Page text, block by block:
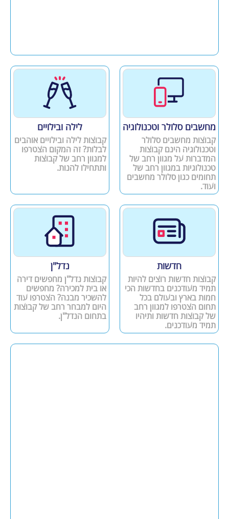
מחשבים סלולר וטכנולוגיה
קבוצות מחשבים סלולר
וטכנולוגיה הינם קבוצות
המדברות על מגוון רחב של
טכנולוגיות במגוון רחב של
תחומים כגון סלולר מחשבים
ועוד.
לילה ובילויים
קבוצות לילה ובילויים אוהבים
לבלות? זה המקום הצטרפו
למגוון רחב של קבוצות
ותתחילו להנות.
חדשות
קבוצות חדשות רוצים להיות
תמיד מעודכנים בחדשות הכי
חמות בארץ ובעולם בכל
תחום הצטרפו למגוון רחב
של קבוצות חדשות ותיהיו
תמיד מעודכנים.
נדל"ן
קבוצות נדל"ן מחפשים דירה
או בית למכירה? מחפשים
להשכיר מבנה? הצטרפו עוד
היום למבחר רחב של קבוצות
בתחום הנדל"ן.